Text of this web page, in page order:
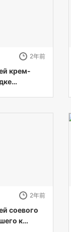
2年前
крем-
2年前
соевого
к